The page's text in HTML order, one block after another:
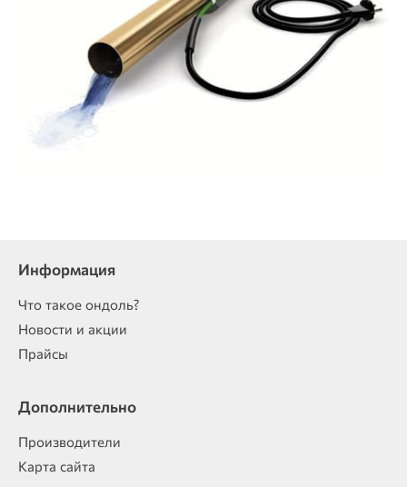
Информация
Что такое ондоль?
Новости и акции
Прайсы
Дополнительно
Производители
Карта сайта